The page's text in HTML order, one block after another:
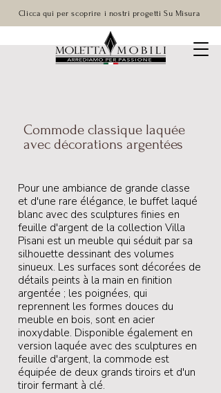
Clicca qui per scoprire i nostri progetti Su Misura
Commode classique laquée
avec décorations argentées
Pour une ambiance de grande classe
et d'une rare élégance, le buffet laqué
blanc avec des sculptures finies en
feuille d'argent de la collection Villa
Pisani est un meuble qui séduit par sa
silhouette dessinant des volumes
sinueux. Les surfaces sont décorées de
détails peints à la main en finition
argentée ; les poignées, qui
reprennent les formes douces du
meuble en bois, sont en acier
inoxydable. Disponible également en
version laquée avec des sculptures en
feuille d'argent, la commode est
équipée de deux grands tiroirs et d'un
tiroir fermant à clé.